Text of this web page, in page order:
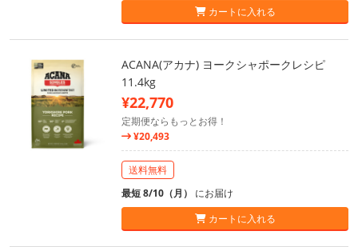
カートに入れる
ACANA(アカナ) ヨークシャポークレシピ
11.4kg
¥22,770
定期便ならもっとお得！
¥20,493
送料無料
最短 8/10（月） にお届け
カートに入れる